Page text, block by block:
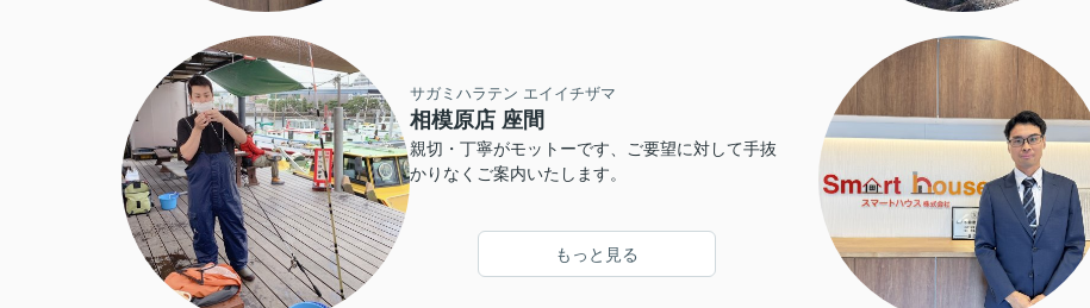
サガミハラテン エイイチザマ
相模原店 座間
親切・丁寧がモットーです、ご要望に対して手抜
かりなくご案内いたします。
もっと見る